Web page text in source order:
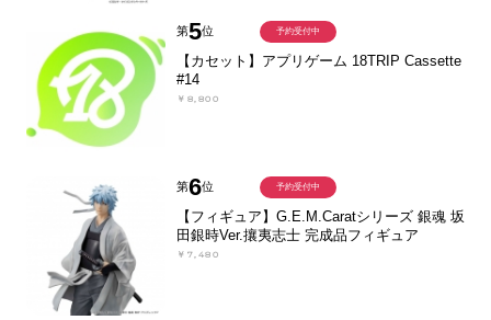
第5位
【カセット】アプリゲーム 18TRIP Cassette
#14
￥8,800
予約受付中
第6位
【フィギュア】G.E.M.Caratシリーズ 銀魂 坂
田銀時Ver.攘夷志士 完成品フィギュア
￥7,480
予約受付中